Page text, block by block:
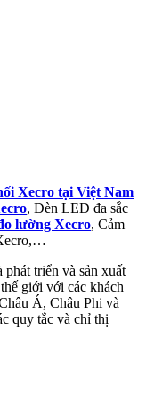
Xecro tại Việt Nam
, Đèn LED đa sắc
lường Xecro, Cảm
triển và sản xuất
giới với các khách
Á, Châu Phi và
quy tắc và chỉ thị